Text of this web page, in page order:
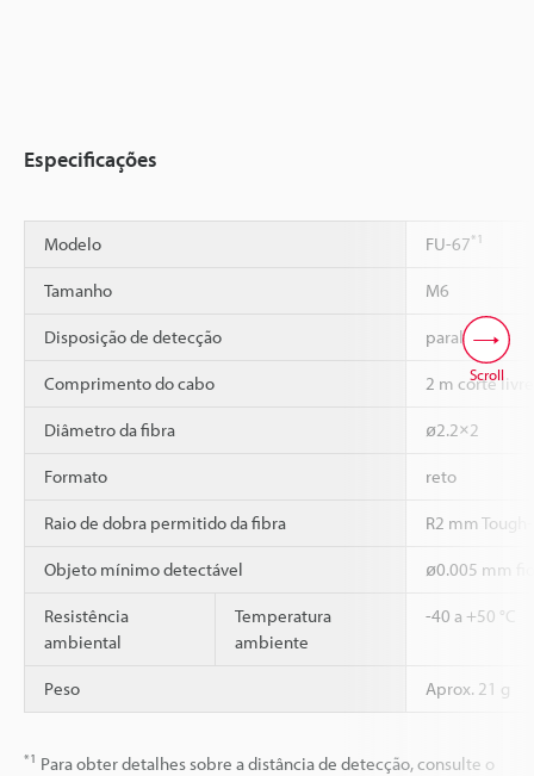
Especificações
Modelo FU-67*1
Tamanho M6
Disposição de detecção paralela
Comprimento do cabo 2 m corte livre
Diâmetro da fibra ø2.2×2
Formato reto
Raio de dobra permitido da fibra R2 mm
Objeto mínimo detectável ø0.005 mm
Resistência
ambiental
Temperatura
ambiente
-40 a +50 °C
Peso Aprox. 21 g
*1 Para obter detalhes sobre a distância de detecção, consulte o
Scroll